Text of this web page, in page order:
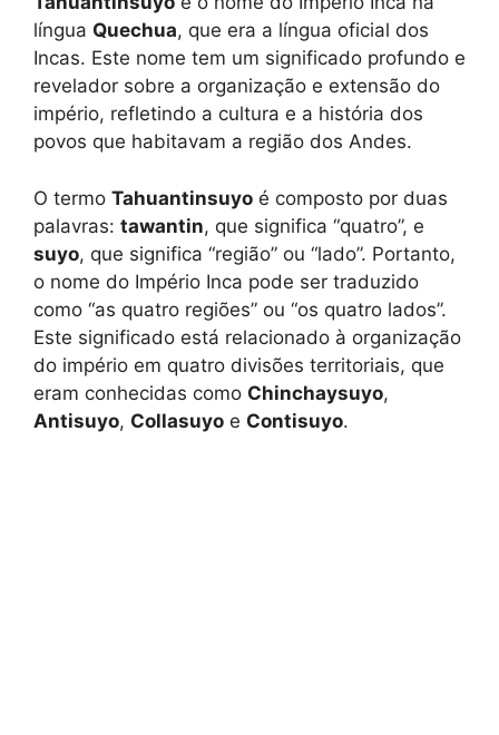
língua Quechua, que era a língua oficial dos
Incas. Este nome tem um significado profundo e
revelador sobre a organização e extensão do
império, refletindo a cultura e a história dos
povos que habitavam a região dos Andes.
O termo Tahuantinsuyo é composto por duas
palavras: tawantin, que significa “quatro”, e
suyo, que significa “região” ou “lado”. Portanto,
o nome do Império Inca pode ser traduzido
como “as quatro regiões” ou “os quatro lados”.
Este significado está relacionado à organização
do império em quatro divisões territoriais, que
eram conhecidas como Chinchaysuyo,
Antisuyo, Collasuyo e Contisuyo.